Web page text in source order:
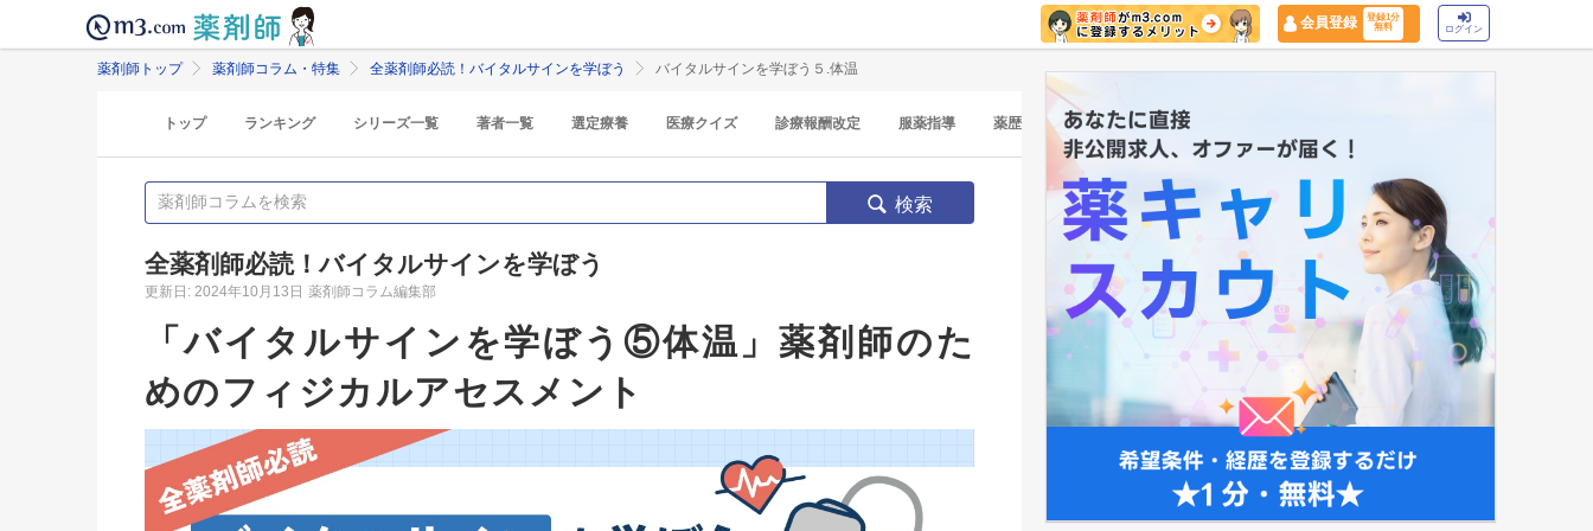
会員登録
登録1分
無料
ログイン
薬剤師トップ 薬剤師コラム・特集 全薬剤師必読！バイタルサインを学ぼう バイタルサインを学ぼう５.体温
トップ ランキング シリーズ一覧 著者一覧 選定療養 医療クイズ 診療報酬改定 服薬指導 薬歴 マイナ保険証
検索
全薬剤師必読！バイタルサインを学ぼう
更新日: 2024年10月13日 薬剤師コラム編集部
「バイタルサインを学ぼう⑤体温」薬剤師のた
めのフィジカルアセスメント